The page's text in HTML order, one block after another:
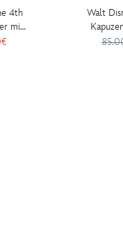
4th
mit
Walt